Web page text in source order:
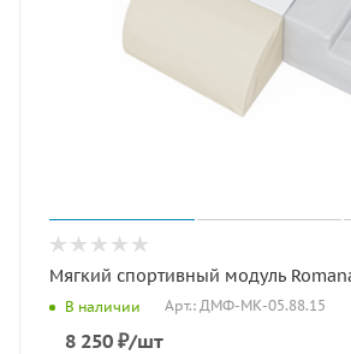
Мягкий спортивный модуль
В наличии Арт.: ДМФ-МК-05.88.15
8 250 ₽/шт